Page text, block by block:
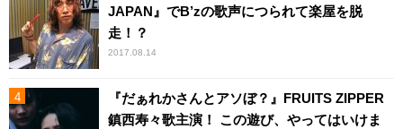
JAPAN』でB’zの歌声につられて楽屋を脱
走！？
2017.08.14
『だぁれかさんとアソぼ？』FRUITS ZIPPER
鎮西寿々歌主演！ この遊び、やってはいけま